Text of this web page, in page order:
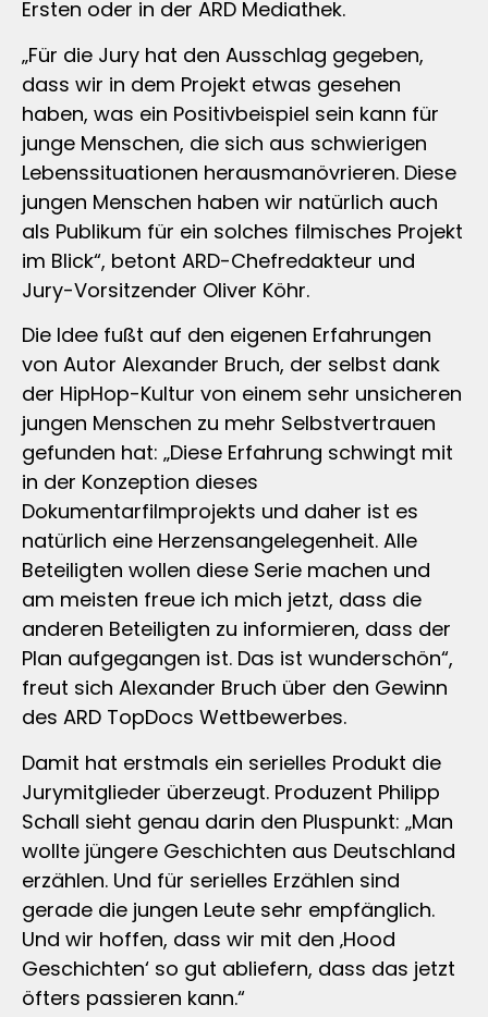
Ersten oder in der ARD Mediathek.
„Für die Jury hat den Ausschlag gegeben,
dass wir in dem Projekt etwas gesehen
haben, was ein Positivbeispiel sein kann für
junge Menschen, die sich aus schwierigen
Lebenssituationen herausmanövrieren. Diese
jungen Menschen haben wir natürlich auch
als Publikum für ein solches filmisches Projekt
im Blick“, betont ARD-Chefredakteur und
Jury-Vorsitzender Oliver Köhr.
Die Idee fußt auf den eigenen Erfahrungen
von Autor Alexander Bruch, der selbst dank
der HipHop-Kultur von einem sehr unsicheren
jungen Menschen zu mehr Selbstvertrauen
gefunden hat: „Diese Erfahrung schwingt mit
in der Konzeption dieses
Dokumentarfilmprojekts und daher ist es
natürlich eine Herzensangelegenheit. Alle
Beteiligten wollen diese Serie machen und
am meisten freue ich mich jetzt, dass die
anderen Beteiligten zu informieren, dass der
Plan aufgegangen ist. Das ist wunderschön“,
freut sich Alexander Bruch über den Gewinn
des ARD TopDocs Wettbewerbes.
Damit hat erstmals ein serielles Produkt die
Jurymitglieder überzeugt. Produzent Philipp
Schall sieht genau darin den Pluspunkt: „Man
wollte jüngere Geschichten aus Deutschland
erzählen. Und für serielles Erzählen sind
gerade die jungen Leute sehr empfänglich.
Und wir hoffen, dass wir mit den ‚Hood
Geschichten‘ so gut abliefern, dass das jetzt
öfters passieren kann.“